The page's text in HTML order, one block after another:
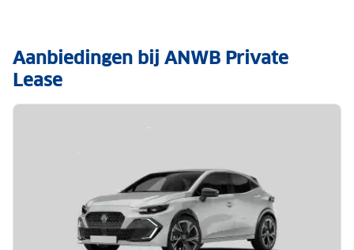
Aanbiedingen bij ANWB Private
Lease